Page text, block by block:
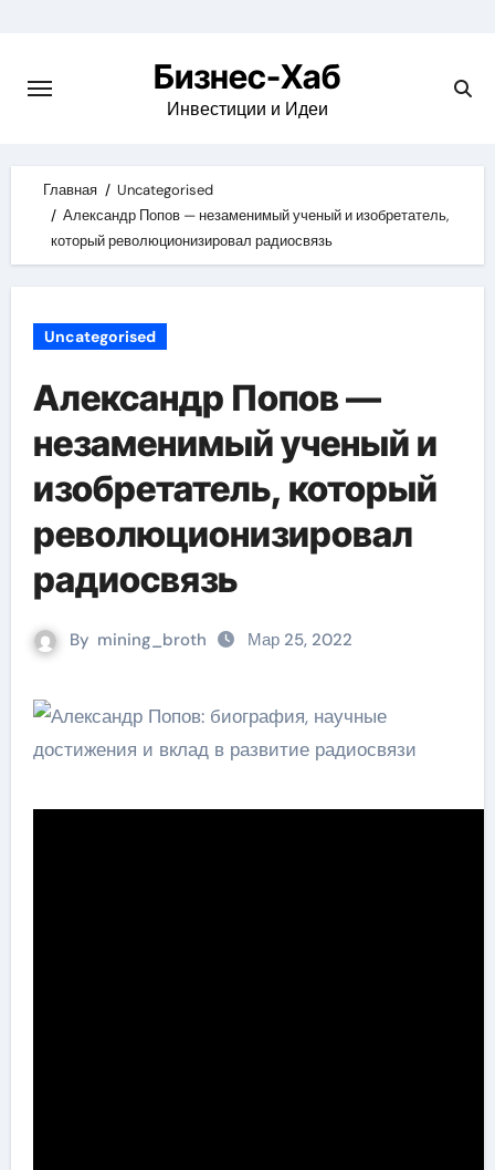
content
Бизнес-Хаб
Инвестиции и Идеи
Главная
Uncategorised
Александр Попов — незаменимый ученый и изобретатель,
который революционизировал радиосвязь
Uncategorised
Александр Попов —
незаменимый ученый и
изобретатель, который
революционизировал
радиосвязь
By mining_broth Мар 25, 2022